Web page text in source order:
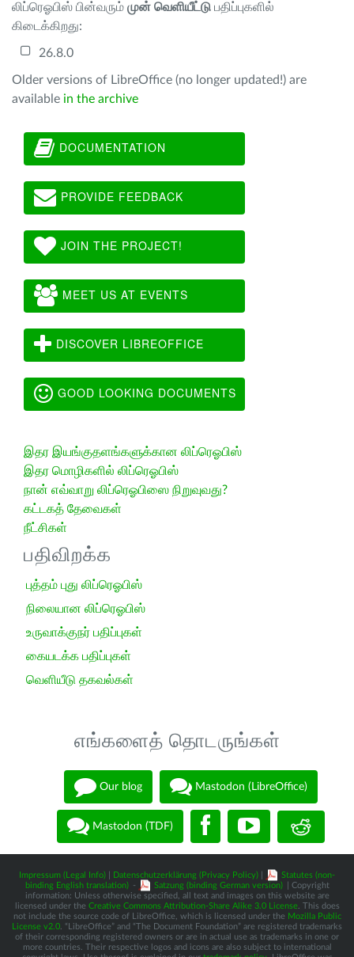
லிப்ரெஓபிஸ் பின்வரும் முன் வெளியீட்டு பதிப்புகளில்
கிடைக்கிறது:
26.8.0
Older versions of LibreOffice (no longer updated!) are
available in the archive
DOCUMENTATION
PROVIDE FEEDBACK
JOIN THE PROJECT!
MEET US AT EVENTS
DISCOVER LIBREOFFICE
GOOD LOOKING DOCUMENTS
இதர இயங்குதளங்களுக்கான லிப்ரெஓபிஸ்
இதர மொழிகளில் லிப்ரெஓபிஸ்
நான் எவ்வாறு லிப்ரெஓபிஸை நிறுவுவது?
கட்டகத் தேவைகள்
நீட்சிகள்
பதிவிறக்க
புத்தம் புது லிப்ரெஓபிஸ்
நிலையான லிப்ரெஓபிஸ்
உருவாக்குநர் பதிப்புகள்
கையடக்க பதிப்புகள்
வெளியீடு தகவல்கள்
எங்களைத் தொடருங்கள்
Our blog Mastodon (LibreOffice)
Mastodon (TDF)
Impressum (Legal Info) Datenschutzerklärung (Privacy Policy)
Statutes (non-
binding English translation) - Satzung (binding German version)
| Copyright
information: Unless otherwise specified, all text and images on this website are
licensed under the Creative Commons Attribution-Share Alike 3.0 License. This does
not include the source code of LibreOffice, which is licensed under the Mozilla Public
License v2.0 . “LibreOffice” and “The Document Foundation” are registered trademarks
of their corresponding registered owners or are in actual use as trademarks in one or
more countries. Their respective logos and icons are also subject to international